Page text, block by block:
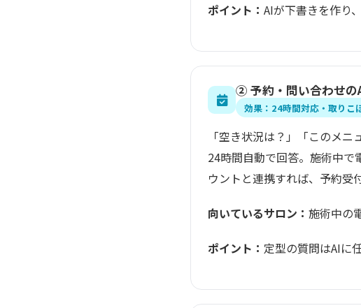
ポイント： AIが下書きを作り
② 予約・問い合わせの
効果：24時間対応・取りこ
「空き状況は？」「このメ
24時間自動で回答。施術中で
ウントと連携すれば、予約受
向いているサロン： 施術中の
ポイント： 定型の質問はAIに